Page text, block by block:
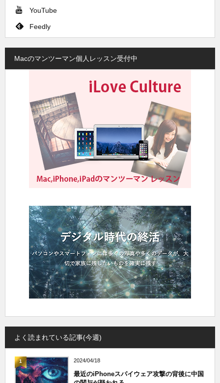
YouTube
Feedly
Macのマンツーマン個人レッスン受付中
よく読まれている記事(今週)
1 2024/04/18
最近のiPhoneスパイウェア攻撃の背後に中国